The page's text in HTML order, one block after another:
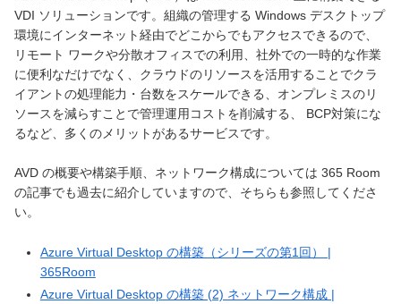
VDI ソリューションです。組織の管理する Windows デスクトップ
環境にインターネット経由でどこからでもアクセスできるので、
リモート ワークや分散オフィスでの利用、社外での一時的な作業
に便利なだけでなく、クラウドのリソースを活用することでクラ
イアントの処理能力・台数をスケールできる、オンプレミスのリ
ソースを減らすことで管理運用コストを削減する、 BCP対策にな
るなど、多くのメリットがあるサービスです。
AVD の概要や構築手順、ネットワーク構成については 365 Room
の記事でも過去に紹介していますので、そちらも参照してくださ
い。
Azure Virtual Desktop の構築（シリーズの第1回） |
365Room
Azure Virtual Desktop の構築 (2) ネットワーク構成 |